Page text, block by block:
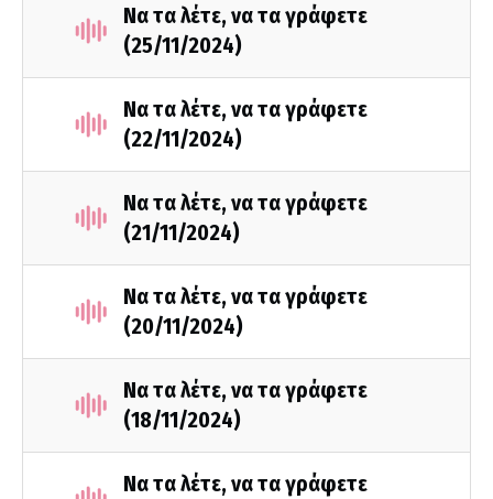
Να τα λέτε, να τα γράφετε
(25/11/2024)
Να τα λέτε, να τα γράφετε
(22/11/2024)
Να τα λέτε, να τα γράφετε
(21/11/2024)
Να τα λέτε, να τα γράφετε
(20/11/2024)
Να τα λέτε, να τα γράφετε
(18/11/2024)
Να τα λέτε, να τα γράφετε